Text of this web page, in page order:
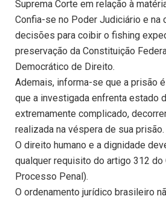
Suprema Corte em relação à
Confia-se no Poder Judiciário e na
decisões para coibir o fishing
preservação da Constituição
Democrático de Direito.
Ademais, informa-se que a prisão
que a investigada enfrenta estado
extremamente complicado,
realizada na véspera de sua prisão.
O direito humano e a dignidade
qualquer requisito do artigo 312 do
Processo Penal).
O ordenamento jurídico brasileiro